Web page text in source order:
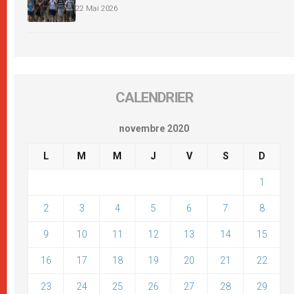
22 Mai 2026
CALENDRIER
novembre 2020
L M M J V S D
1
2 3 4 5 6 7 8
9 10 11 12 13 14 15
16 17 18 19 20 21 22
23 24 25 26 27 28 29